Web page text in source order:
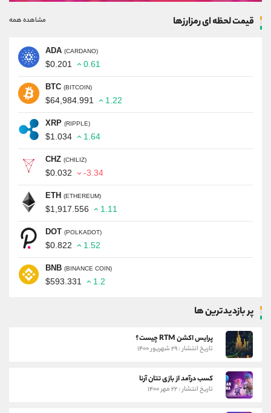
قیمت لحظه ای رمزارزها مشاهده همه
ADA (CARDANO)
$0.201 0.61
BTC (BITCOIN)
$64,984.991 1.22
XRP (RIPPLE)
$1.034 1.64
CHZ (CHILIZ)
$0.032 -3.34
ETH (ETHEREUM)
$1,917.556 1.11
DOT (POLKADOT)
$0.822 1.52
BNB (BINANCE COIN)
$593.331 1.2
پر بازدیدترین ها
پرایس اکشن RTM چیست؟
تاریخ انتشار : ۲۹ شهریور ۱۴۰۰
کسب درآمد از بازی تتان آرنا
تاریخ انتشار : ۲۲ مهر ۱۴۰۰